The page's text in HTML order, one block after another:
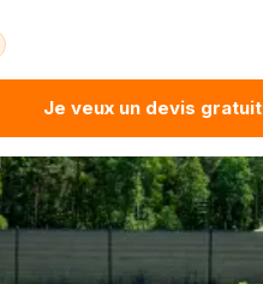
Je veux un devis gratuit